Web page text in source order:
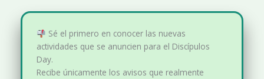
Sé el primero en conocer las nuevas
actividades que se anuncien para el Discípulos
Day.
Recibe únicamente los avisos que realmente